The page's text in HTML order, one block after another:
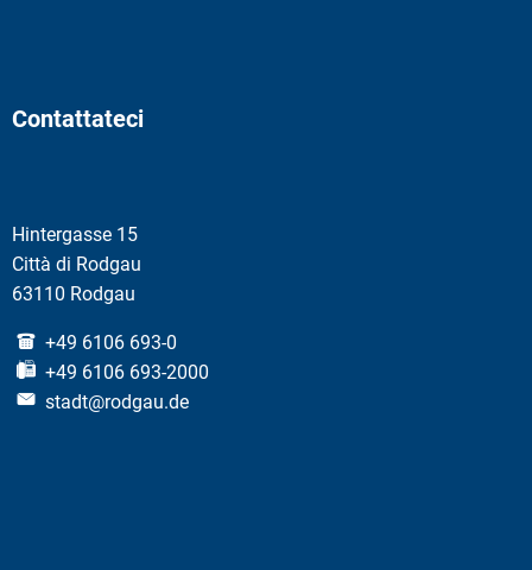
Contattateci
Hintergasse 15
Città di Rodgau
63110 Rodgau
+49 6106 693-0
+49 6106 693-2000
stadt@rodgau.de